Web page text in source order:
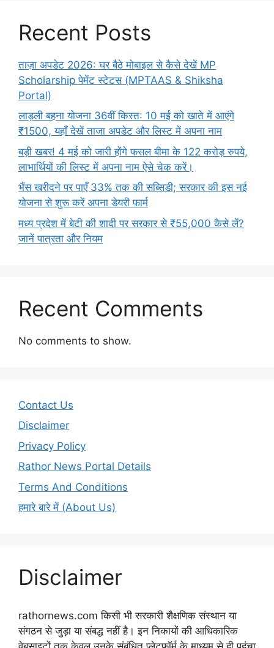
Recent Posts
ताज़ा अपडेट 2026: घर बैठे मोबाइल से कैसे देखें MP
Scholarship पेमेंट स्टेटस (MPTAAS & Shiksha
Portal)
लाड़ली बहना योजना 36वीं किस्त: 10 मई को खाते में आएंगे
₹1500, यहाँ देखें ताजा अपडेट और लिस्ट में अपना नाम
बड़ी खबर! 4 मई को जारी होंगे फसल बीमा के 122 करोड़ रुपये,
लाभार्थियों की लिस्ट में अपना नाम ऐसे चेक करें।
भैंस खरीदने पर पाएँ 33% तक की सब्सिडी; सरकार की इस नई
योजना से शुरू करें अपना डेयरी फार्म
मध्य प्रदेश में बेटी की शादी पर सरकार से ₹55,000 कैसे लें?
जानें पात्रता और नियम
Recent Comments
No comments to show.
Contact Us
Disclaimer
Privacy Policy
Rathor News Portal Details
Terms And Conditions
हमारे बारे में (About Us)
Disclaimer
rathornews.com किसी भी सरकारी शैक्षणिक संस्थान या
संगठन से जुड़ा या संबद्ध नहीं है। इन निकायों की आधिकारिक